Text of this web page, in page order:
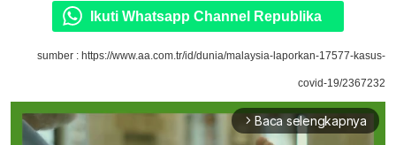
Ikuti Whatsapp Channel Republika
sumber : https://www.aa.com.tr/id/dunia/malaysia-laporkan-17577-kasus-
covid-19/2367232
arrow_forward_ios Baca selengkapnya